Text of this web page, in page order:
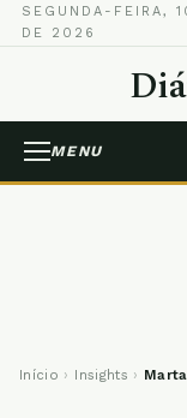
SEGUNDA-FEIRA,
DE 2026
MENU
Início › Insights ›